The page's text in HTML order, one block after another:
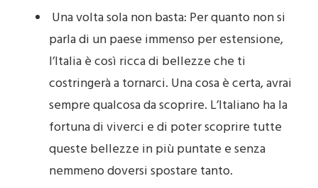
Una volta sola non basta: Per quanto non si
parla di un paese immenso per estensione,
l’Italia è così ricca di bellezze che ti
costringerà a tornarci. Una cosa è certa, avrai
sempre qualcosa da scoprire. L’Italiano ha la
fortuna di viverci e di poter scoprire tutte
queste bellezze in più puntate e senza
nemmeno doversi spostare tanto.